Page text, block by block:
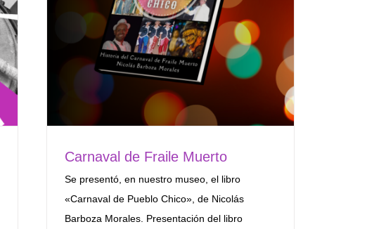
Carnaval de Fraile Muerto
Se presentó, en nuestro museo, el libro
«Carnaval de Pueblo Chico», de Nicolás
Barboza Morales. Presentación del libro